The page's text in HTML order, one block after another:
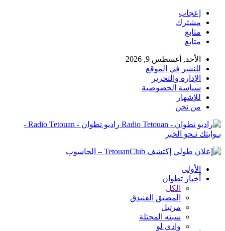
إعجاب
مشترك
متابع
متابع
الأحد, أغسطس 9, 2026
للنشر في الموقع
الإدارة والتحرير
سياسة الخصوصية
للإشهار
من نحن
راديو تطوان - Radio Tetouan -
بـوابتك نـحو الخبر
الأولى
أخبار تطوان
الكل
المضيق الفنيدق
مرتيل
سبته المحتلة
وادي لو